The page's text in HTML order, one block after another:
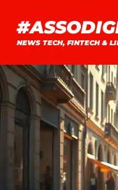
contenuto
NEWS TECH, FINTECH &